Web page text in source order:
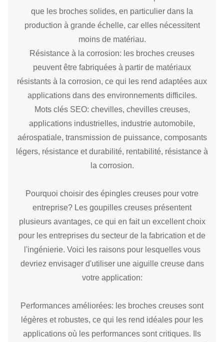
que les broches solides, en particulier dans la
production à grande échelle, car elles nécessitent
moins de matériau.
Résistance à la corrosion: les broches creuses
peuvent être fabriquées à partir de matériaux
résistants à la corrosion, ce qui les rend adaptées aux
applications dans des environnements difficiles.
Mots clés SEO: chevilles, chevilles creuses,
applications industrielles, industrie automobile,
aérospatiale, transmission de puissance, composants
légers, résistance et durabilité, rentabilité, résistance à
la corrosion.
Pourquoi choisir des épingles creuses pour votre
entreprise? Les goupilles creuses présentent
plusieurs avantages, ce qui en fait un excellent choix
pour les entreprises du secteur de la fabrication et de
l'ingénierie. Voici les raisons pour lesquelles vous
devriez envisager d'utiliser une aiguille creuse dans
votre application:
Performances améliorées: les broches creuses sont
légères et robustes, ce qui les rend idéales pour les
applications où les performances sont critiques. Ils